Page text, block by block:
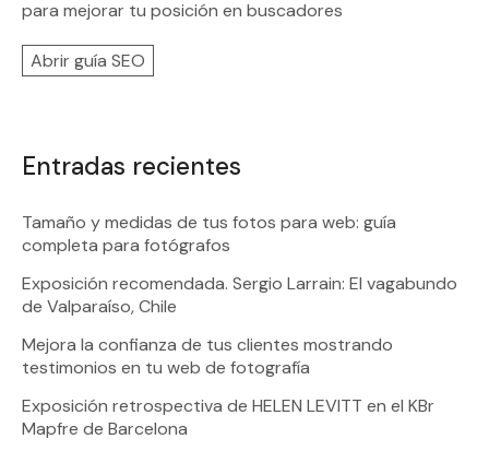
para mejorar tu posición en buscadores
Abrir guía SEO
Entradas recientes
Tamaño y medidas de tus fotos para web: guía
completa para fotógrafos
Exposición recomendada. Sergio Larrain: El vagabundo
de Valparaíso, Chile
Mejora la confianza de tus clientes mostrando
testimonios en tu web de fotografía
Exposición retrospectiva de HELEN LEVITT en el KBr
Mapfre de Barcelona